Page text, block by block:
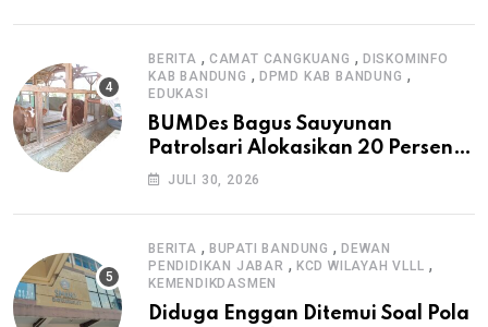
BERITA , CAMAT CANGKUANG , DISKOMINFO
KAB BANDUNG , DPMD KAB BANDUNG ,
EDUKASI
BUMDes Bagus Sauyunan
Patrolsari Alokasikan 20 Persen
Dana Desa untuk Ketahanan
JULI 30, 2026
BERITA , BUPATI BANDUNG ,DEWAN
PENDIDIKAN JABAR , KCD WILAYAH VLLL ,
KEMENDIKDASMEN
Diduga Enggan Ditemui Soal Pola